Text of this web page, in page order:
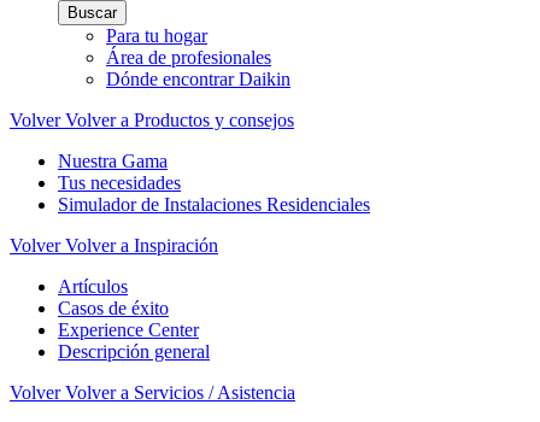
Buscar
Para tu hogar
Área de profesionales
Dónde encontrar Daikin
Volver Volver a Productos y consejos
Nuestra Gama
Tus necesidades
Simulador de Instalaciones Residenciales
Volver Volver a Inspiración
Artículos
Casos de éxito
Experience Center
Descripción general
Volver Volver a Servicios / Asistencia